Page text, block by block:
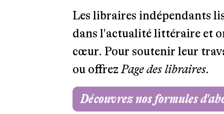
Les libraires indépendants
dans l'actualité littéraire et
cœur. Pour soutenir leur
ou offrezPage des libraires.
Découvrez nos formules